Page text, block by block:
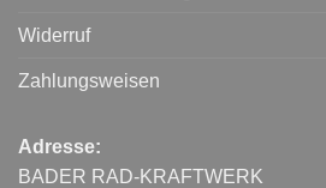
Widerruf
Zahlungsweisen
Adresse:
BADER RAD-KRAFTWERK